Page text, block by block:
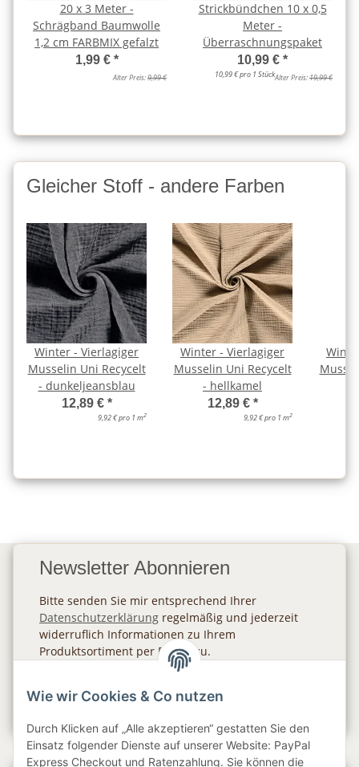
20 x 3 Meter -
Schrägband Baumwolle
1,2 cm FARBMIX gefalzt
1,99 € *
Alter Preis:9,99 €
Strickbündchen 10 x 0,5
Meter -
Überraschnungspaket
10,99 € *
10,99 € pro 1 StückAlter Preis:19,99 €
Gleicher Stoff - andere Farben
Winter - Vierlagiger
Musselin Uni Recycelt
- dunkeljeansblau
12,89 € *
9,92 € pro 1 m2
Winter - Vierlagiger
Musselin Uni Recycelt
- hellkamel
12,89 € *
9,92 € pro 1 m2
Newsletter Abonnieren
Bitte senden Sie mir entsprechend Ihrer
Datenschutzerklärung regelmäßig und jederzeit
widerruflich Informationen zu Ihrem
Produktsortiment per E-Mail zu.
Wie wir Cookies & Co nutzen
Durch Klicken auf „Alle akzeptieren“ gestatten Sie den
Einsatz folgender Dienste auf unserer Website: PayPal
Express Checkout und Ratenzahlung. Sie können die